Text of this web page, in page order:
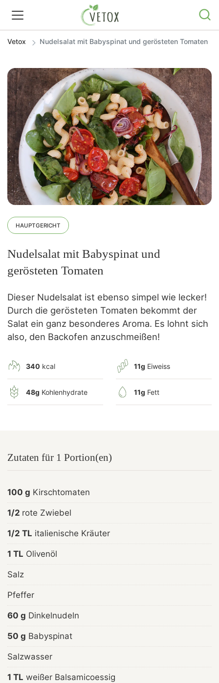
REZEPTWELT
WISSEN
SHOP
GRATIS ERNÄHRUNGSTIPPS
Vetox Nudelsalat mit Babyspinat und gerösteten Tomaten
HAUPTGERICHT
Nudelsalat mit Babyspinat und
gerösteten Tomaten
Dieser Nudelsalat ist ebenso simpel wie lecker!
Durch die gerösteten Tomaten bekommt der
Salat ein ganz besonderes Aroma. Es lohnt sich
also, den Backofen anzuschmeißen!
340 kcal 11g Eiweiss
48g Kohlenhydrate 11g Fett
Zutaten für 1 Portion(en)
100 g Kirschtomaten
1/2 rote Zwiebel
1/2 TL italienische Kräuter
1 TL Olivenöl
Salz
Pfeffer
60 g Dinkelnudeln
50 g Babyspinat
Salzwasser
1 TL weißer Balsamicoessig